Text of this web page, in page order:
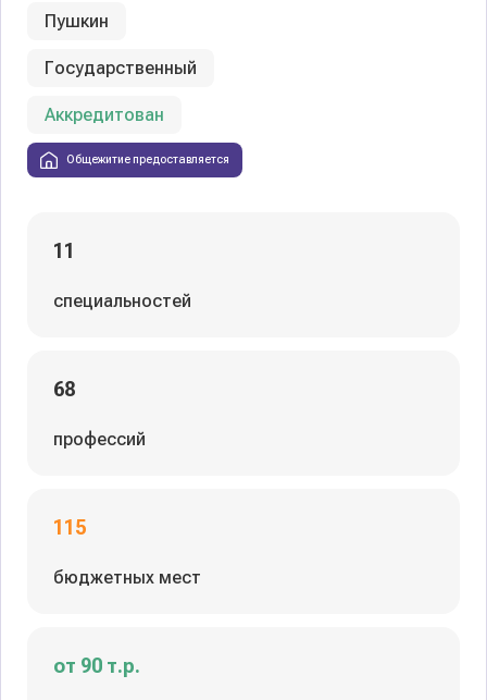
Пушкин
Государственный
Аккредитован
Общежитие предоставляется
11
специальностей
68
профессий
115
бюджетных мест
от 90 т.р.